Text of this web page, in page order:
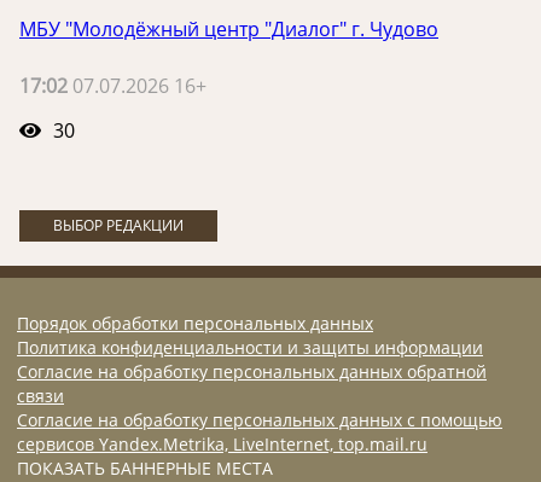
МБУ "Молодёжный центр "Диалог" г. Чудово
17:02 07.07.2026 16+
30
ВЫБОР РЕДАКЦИИ
Порядок обработки персональных данных
Политика конфиденциальности и защиты информации
Согласие на обработку персональных данных обратной
связи
Согласие на обработку персональных данных с помощью
сервисов Yandex.Metrika, LiveInternet, top.mail.ru
ПОКАЗАТЬ БАННЕРНЫЕ МЕСТА